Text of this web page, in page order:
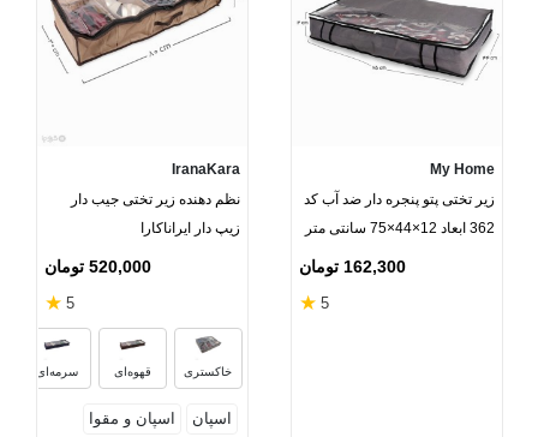
My Home
زیر تختی پتو پنجره دار ضد آب کد
362 ابعاد 12×44×75 سانتی متر
162,300 تومان
5
★
IranaKara
نظم دهنده زیر تختی جیب دار
زیپ دار ایراناکارا
520,000 تومان
5
★
خاکستری قهوه‌ای سرمه‌ای
اسپان
اسپان و مقوا